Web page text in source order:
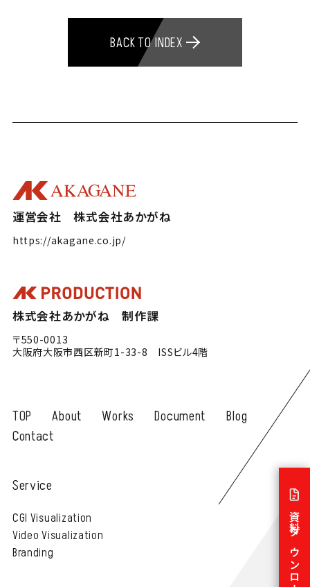
BACK TO INDEX
運営会社 株式会社あかがね
https://akagane.co.jp/
株式会社あかがね 制作課
〒550-0013
大阪府大阪市西区新町1-33-8 ISSビル4階
TOP About Works Document
Blog
Contact
Service
CGI Visualization
Video Visualization
Branding
資料ダウンロード